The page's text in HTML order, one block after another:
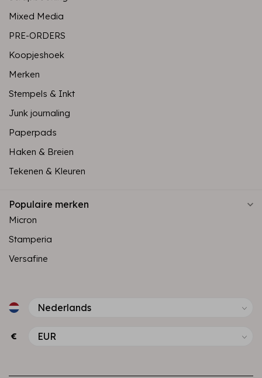
Mixed Media
PRE-ORDERS
Koopjeshoek
Merken
Stempels & Inkt
Junk journaling
Paperpads
Haken & Breien
Tekenen & Kleuren
Populaire merken
Micron
Stamperia
Versafine
€